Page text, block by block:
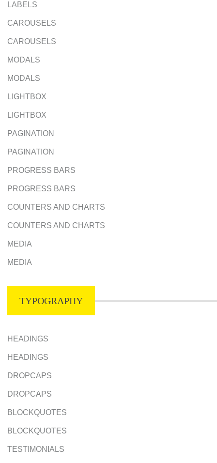
LABELS
CAROUSELS
CAROUSELS
MODALS
MODALS
LIGHTBOX
LIGHTBOX
PAGINATION
PAGINATION
PROGRESS BARS
PROGRESS BARS
COUNTERS AND CHARTS
COUNTERS AND CHARTS
MEDIA
MEDIA
TYPOGRAPHY
HEADINGS
HEADINGS
DROPCAPS
DROPCAPS
BLOCKQUOTES
BLOCKQUOTES
TESTIMONIALS